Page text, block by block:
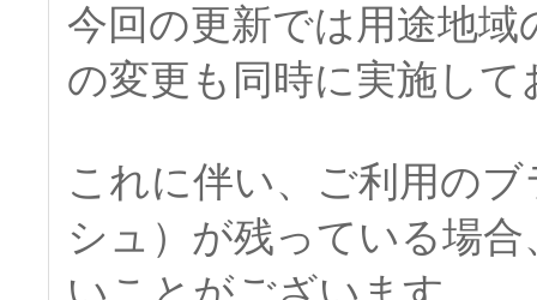
今回の更新では用途地
の変更も同時に実施して
これに伴い、ご利用の
シュ）が残っている場